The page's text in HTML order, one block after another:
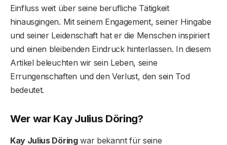
Einfluss weit über seine berufliche Tätigkeit
hinausgingen. Mit seinem Engagement, seiner Hingabe
und seiner Leidenschaft hat er die Menschen inspiriert
und einen bleibenden Eindruck hinterlassen. In diesem
Artikel beleuchten wir sein Leben, seine
Errungenschaften und den Verlust, den sein Tod
bedeutet.
Wer war Kay Julius Döring?
Kay Julius Döringwar bekannt für seine